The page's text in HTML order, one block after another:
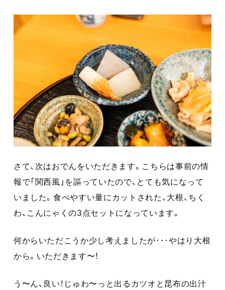
さて、次はおでんをいただきます。こちらは事前の情
報で「関西風」を謳っていたので、とても気になって
いました。食べやすい量にカットされた、大根、ちく
わ、こんにゃくの3点セットになっています。
何からいただこうか少し考えましたが･･･やはり大根
から。いただきます〜！
う〜ん、良い！じゅわ〜っと出るカツオと昆布の出汁